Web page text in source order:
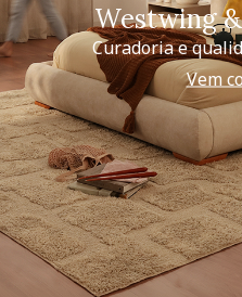
Westwing
Curadoria e
Vem